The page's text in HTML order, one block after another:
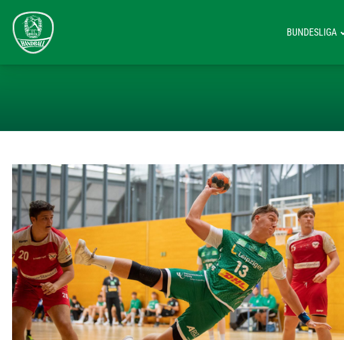
BUNDESLIGA